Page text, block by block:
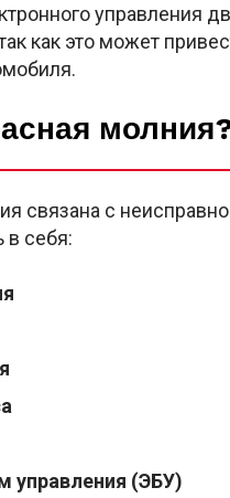
управления
как это может
связана с
в себя:
управления (ЭБУ)